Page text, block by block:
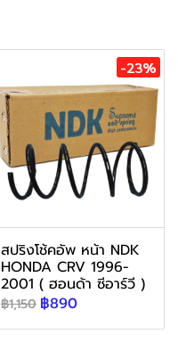
-23%
สปริงโช้คอัพ หน้า NDK
HONDA CRV 1996-
2001 ( ฮอนด้า ซีอาร์วี )
฿1,150 ฿890